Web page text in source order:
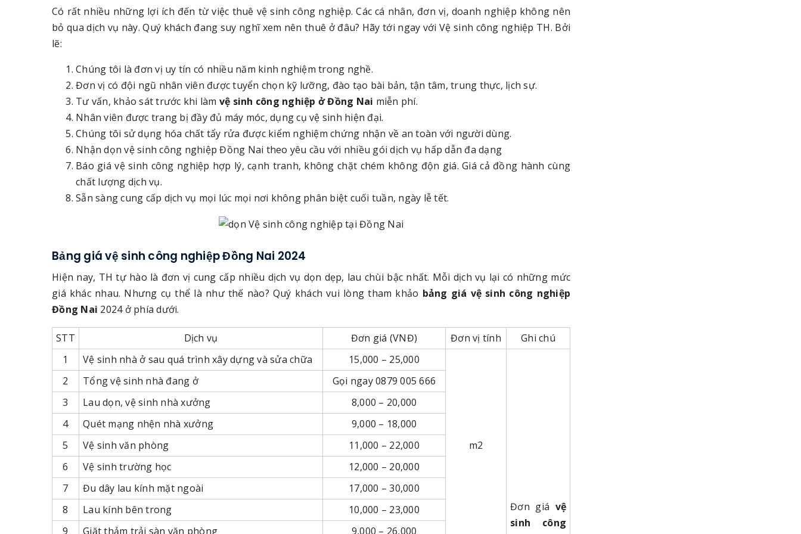
Có rất nhiều những lợi ích đến từ việc thuê vệ sinh công nghiệp. Các cá nhân, đơn vị, doanh nghiệp không nên
bỏ qua dịch vụ này. Quý khách đang suy nghĩ xem nên thuê ở đâu? Hãy tới ngay với Vệ sinh công nghiệp TH. Bởi
lẽ:
Chúng tôi là đơn vị uy tín có nhiều năm kinh nghiệm trong nghề.
Đơn vị có đội ngũ nhân viên được tuyển chọn kỹ lưỡng, đào tạo bài bản, tận tâm, trung thực, lịch sự.
Tư vấn, khảo sát trước khi làm vệ sinh công nghiệp ở Đồng Nai miễn phí.
Nhân viên được trang bị đầy đủ máy móc, dụng cụ vệ sinh hiện đại.
Chúng tôi sử dụng hóa chất tẩy rửa được kiểm nghiệm chứng nhận về an toàn với người dùng.
Nhận dọn vệ sinh công nghiệp Đồng Nai theo yêu cầu với nhiều gói dịch vụ hấp dẫn đa dạng
Báo giá vệ sinh công nghiệp hợp lý, cạnh tranh, không chặt chém không độn giá. Giá cả đồng hành cùng
chất lượng dịch vụ.
Sẵn sàng cung cấp dịch vụ mọi lúc mọi nơi không phân biệt cuối tuần, ngày lễ tết.
Bảng giá vệ sinh công nghiệp Đồng Nai 2024
Hiện nay, TH tự hào là đơn vị cung cấp nhiều dịch vụ dọn dẹp, lau chùi bậc nhất. Mỗi dịch vụ lại có những mức
giá khác nhau. Nhưng cụ thể là như thế nào? Quý khách vui lòng tham khảo bảng giá vệ sinh công nghiệp
Đồng Nai 2024 ở phía dưới.
STT Dịch vụ Đơn giá (VNĐ) Đơn vị tính
Ghi chú
1
Vệ sinh nhà ở sau quá trình xây dựng và sửa chữa 15,000 – 25,000
m2
Đơn giá vệ
sinh công
2 Tổng vệ sinh nhà đang ở
Gọi ngay 0879 005 666
3
Lau dọn, vệ sinh nhà xưởng
8,000 – 20,000
4
Quét mạng nhện nhà xưởng
9,000 – 18,000
5
Vệ sinh văn phòng
11,000 – 22,000
6
Vệ sinh trường học
12,000 – 20,000
7
Đu dây lau kính mặt ngoài
17,000 – 30,000
8
Lau kính bên trong
10,000 – 23,000
9
Giặt thảm trải sàn văn phòng 9,000 – 26,000